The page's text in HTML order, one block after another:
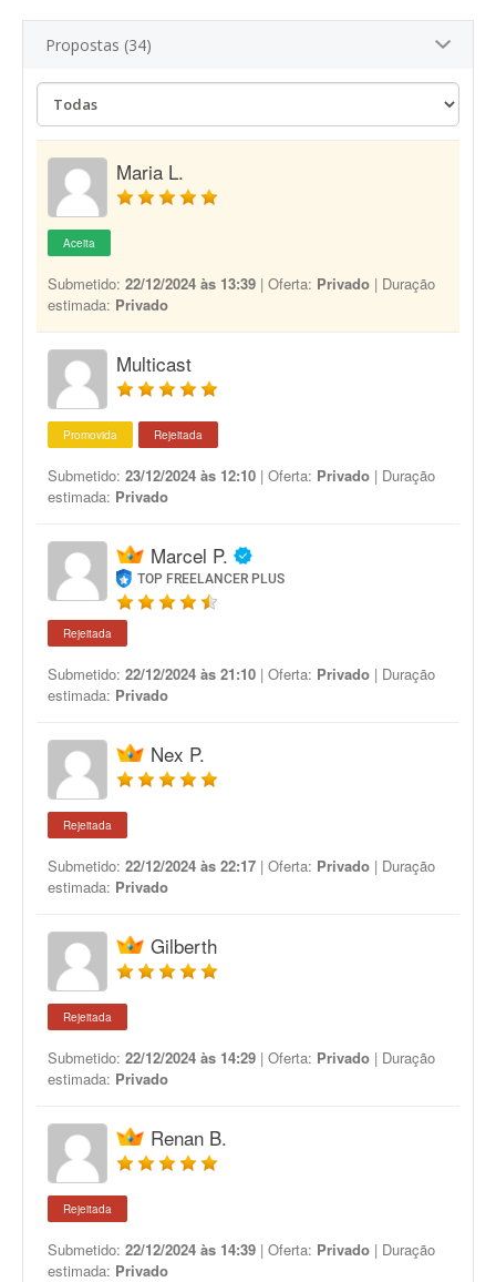
Propostas (34)
Maria L.
Aceita
Submetido: 22/12/2024 às 13:39 | Oferta: Privado | Duração
estimada: Privado
Multicast
Promovida Rejeitada
Submetido: 23/12/2024 às 12:10 | Oferta: Privado | Duração
estimada: Privado
Marcel P.
TOP FREELANCER PLUS
Rejeitada
Submetido: 22/12/2024 às 21:10 | Oferta: Privado | Duração
estimada: Privado
Nex P.
Rejeitada
Submetido: 22/12/2024 às 22:17 | Oferta: Privado | Duração
estimada: Privado
Gilberth
Rejeitada
Submetido: 22/12/2024 às 14:29 | Oferta: Privado | Duração
estimada: Privado
Renan B.
Rejeitada
Submetido: 22/12/2024 às 14:39 | Oferta: Privado | Duração
estimada: Privado